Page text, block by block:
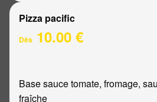
Pizza pacific
Dès 10.00 €
Base sauce tomate, fromage,
fraîche